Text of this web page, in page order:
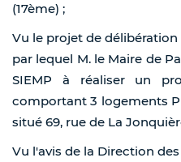
(17ème) ;
Vu le projet de
par lequel M. le Maire de
SIEMP à réaliser un
comportant 3 logements
situé 69, rue de La
Vu l'avis de la Direction